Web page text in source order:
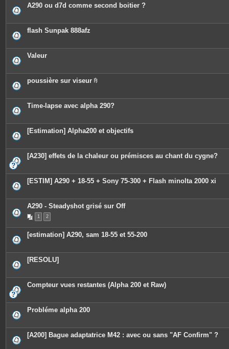
A290 ou d7d comme second boitier ?
flash Sunpak 888afz
Valeur
poussière sur viseur
è
c
j
o
t
e
s
Time-lapse avec alpha 290?
[Estimation] Alpha200 et objectifs
[A230] effets de la chaleur ou prémisces au chant du cygne?
[ESTIM] A290 + 18-55 + Sony 75-300 + Flash minolta 2000 xi
A290 - Steadyshot grisé sur Off
1 2
[estimation] A290, sam 18-55 et 55-200
[RESOLU]
Compteur vues restantes (Alpha 200 et Raw)
Probléme alpha 200
[A200] Bague adaptatrice M42 : avec ou sans "AF Confirm" ?